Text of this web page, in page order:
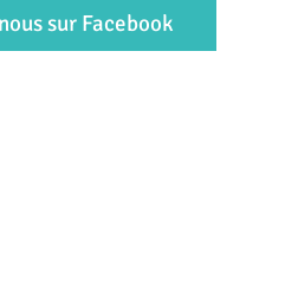
sur Facebook